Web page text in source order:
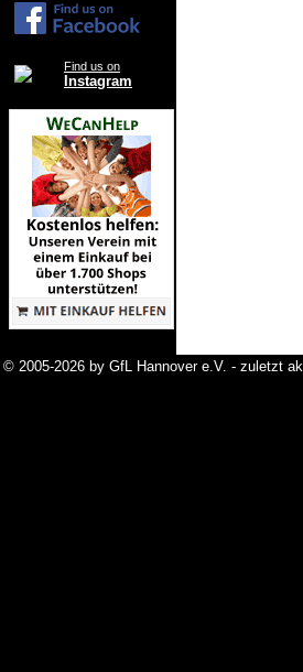
Find us on
Instagram
© 2005-2026 by GfL Hannover e.V. - zuletzt